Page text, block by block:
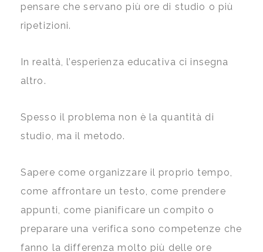
pensare che servano più ore di studio o più
ripetizioni.
In realtà, l’esperienza educativa ci insegna
altro.
Spesso il problema non è la quantità di
studio, ma il metodo.
Sapere come organizzare il proprio tempo,
come affrontare un testo, come prendere
appunti, come pianificare un compito o
preparare una verifica sono competenze che
fanno la differenza molto più delle ore